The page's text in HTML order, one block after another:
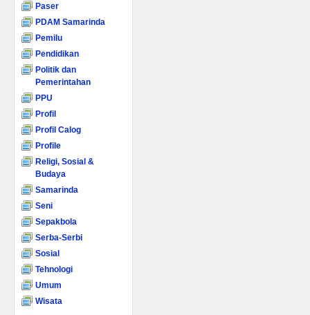
Paser
PDAM Samarinda
Pemilu
Pendidikan
Politik dan
Pemerintahan
PPU
Profil
Profil Calog
Profile
Religi, Sosial &
Budaya
Samarinda
Seni
Sepakbola
Serba-Serbi
Sosial
Tehnologi
Umum
Wisata